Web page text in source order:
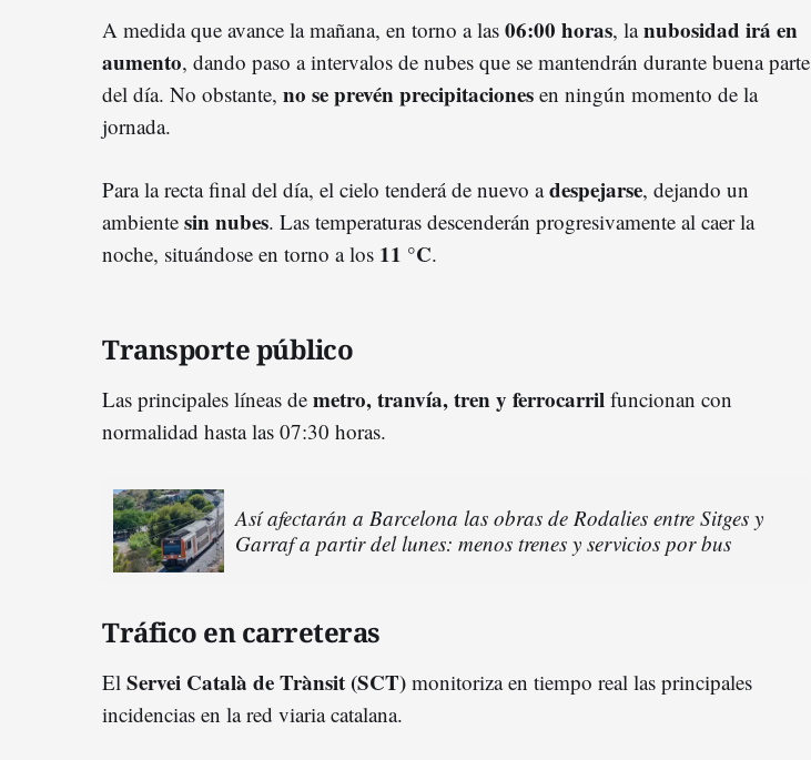
A medida que avance la mañana, en torno a las 06:00 horas, lanubosidad irá en
aumento, dando paso a intervalos de nubes que se mantendrán durante buena parte
del día. No obstante, no se prevén precipitaciones en ningún momento de la
jornada.
Para la recta final del día, el cielo tenderá de nuevo adespejarse, dejando un
ambiente sin nubes. Las temperaturas descenderán progresivamente al caer la
noche, situándose en torno a los 11 °C.
Transporte público
Las principales líneas de metro, tranvía, tren y ferrocarril funcionan con
normalidad hasta las 07:30 horas.
Así afectarán a Barcelona las obras de Rodalies entre Sitges y
Garraf a partir del lunes: menos trenes y servicios por bus
Tráfico en carreteras
El Servei Català de Trànsit (SCT) monitoriza en tiempo real las principales
incidencias en la red viaria catalana.